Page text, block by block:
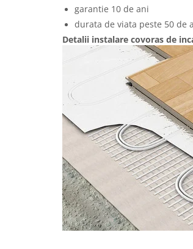
garantie 10 de ani
durata de viata peste 50 de
Detalii instalare covoras de